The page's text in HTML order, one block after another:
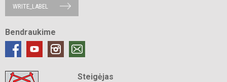
WRITE_LABEL
Bendraukime
Steigėjas